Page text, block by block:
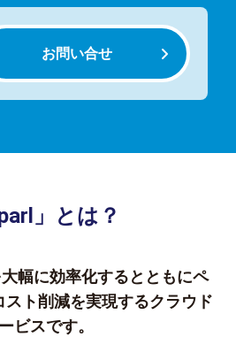
お問い合せ
parl」とは？
幅に効率化するとともにペ
スト削減を実現するクラウド
ビスです。